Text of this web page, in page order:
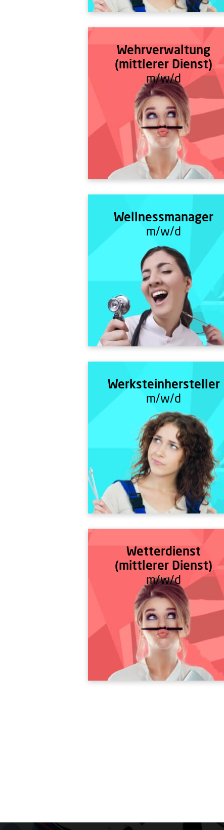
Wehrverwaltung
(mittlerer Dienst)
m/w/d
Wellnessmanager
m/w/d
Werksteinhersteller
m/w/d
Wetterdienst
(mittlerer Dienst)
m/w/d